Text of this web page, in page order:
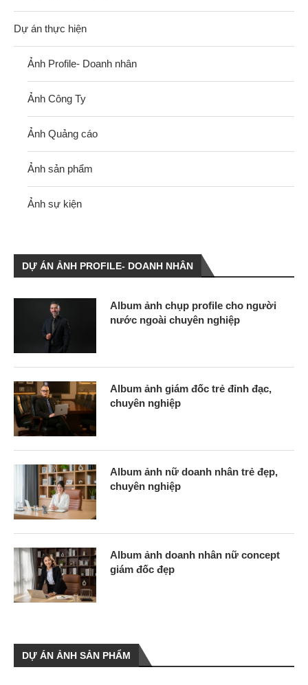
Dự án thực hiện
Ảnh Profile- Doanh nhân
Ảnh Công Ty
Ảnh Quảng cáo
Ảnh sản phẩm
Ảnh sự kiện
DỰ ÁN ẢNH PROFILE- DOANH NHÂN
Album ảnh chụp profile cho người
nước ngoài chuyên nghiệp
Album ảnh giám đốc trẻ đỉnh đạc,
chuyên nghiệp
Album ảnh nữ doanh nhân trẻ đẹp,
chuyên nghiệp
Album ảnh doanh nhân nữ concept
giám đốc đẹp
DỰ ÁN ẢNH SẢN PHẨM